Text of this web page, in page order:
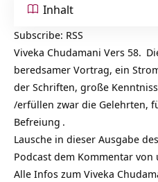
Inhalt
Subscribe: RSS
Viveka Chudamani Vers 58.
beredsamer Vortrag, ein
der Schriften, große
/erfüllen zwar die Gelehrten,
Befreiung .
Lausche in dieser Ausgabe
Podcast dem Kommentar von
Alle Infos zum Viveka